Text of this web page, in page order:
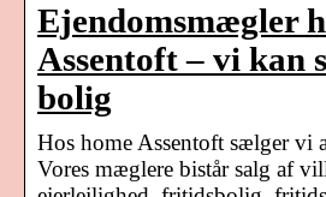
Ejendomsmægler
Assentoft – vi kan
bolig
Hos home Assentoft sælger vi
Vores mæglere bistår salg af